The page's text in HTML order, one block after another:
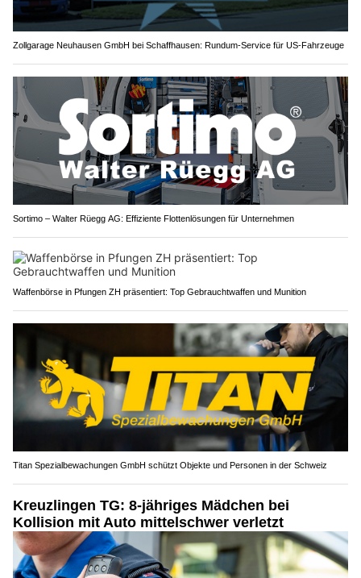
Zollgarage Neuhausen GmbH bei Schaffhausen: Rundum-Service für US-Fahrzeuge
Sortimo – Walter Rüegg AG: Effiziente Flottenlösungen für Unternehmen
Waffenbörse in Pfungen ZH präsentiert: Top Gebrauchtwaffen und Munition
Titan Spezialbewachungen GmbH schützt Objekte und Personen in der Schweiz
Kreuzlingen TG: 8-jähriges Mädchen bei
Kollision mit Auto mittelschwer verletzt